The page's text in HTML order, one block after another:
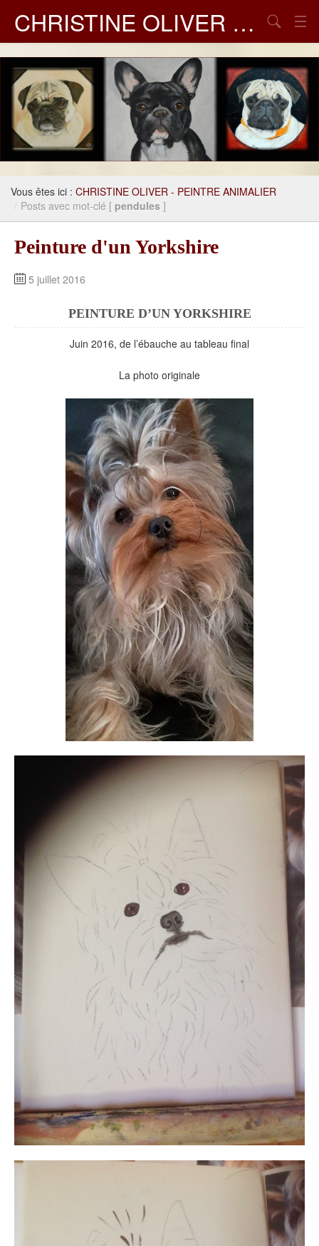
CHRISTINE OLIVER – PEINTRE ANIMALIER
GALERIES DE PEINTURES
LIVRE D'OR
MES LIENS
Chercher
Vous êtes ici : CHRISTINE OLIVER - PEINTRE ANIMALIER
/ Posts avec mot-clé [ pendules ]
Peinture d'un Yorkshire
5 juillet 2016
PEINTURE D’UN YORKSHIRE
Juin 2016, de l’ébauche au tableau final
La photo originale